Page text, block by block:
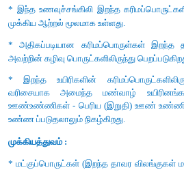
17. ஆற்றல் பிரமிட் எப்பொழுது
* ஆற்றல் பிரமிட் எப்பொழுது
அடிப்பகுதியில் உற்பத்தியாளர்கள்
* ஆற்றல் பிரமிட்டின்
வரை யுள்ள அடுத்தடுத்த ஊட்ட
குறைகிறது.